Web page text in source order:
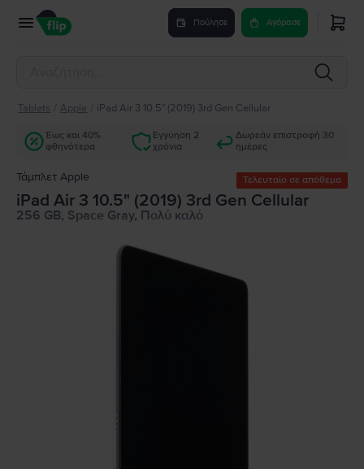
Πούλησε Αγόρασε
Tablets Apple iPad Air 3 10.5" (2019) 3rd Gen Cellular
Έως και 40%
φθηνότερα
Εγγύηση 2
χρόνια
Δωρεάν επιστροφή 30
ημέρες
Τάμπλετ Apple Τελευταίο σε απόθεμα
iPad Air 3 10.5" (2019) 3rd Gen Cellular
256 GB, Space Gray, Πολύ καλό